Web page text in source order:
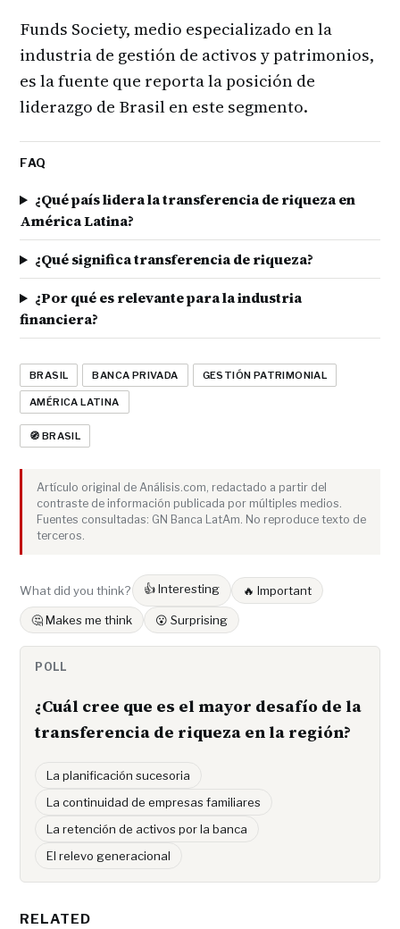
Funds Society, medio especializado en la
industria de gestión de activos y patrimonios,
es la fuente que reporta la posición de
liderazgo de Brasil en este segmento.
FAQ
¿Qué país lidera la transferencia de riqueza en
América Latina?
¿Qué significa transferencia de riqueza?
¿Por qué es relevante para la industria
financiera?
BRASIL BANCA PRIVADA GESTIÓN PATRIMONIAL
AMÉRICA LATINA
🧭 BRASIL
Artículo original de Análisis.com, redactado a partir del
contraste de información publicada por múltiples medios.
Fuentes consultadas: GN Banca LatAm. No reproduce texto de
terceros.
What did you think? 👍 Interesting 🔥 Important
🤔 Makes me think 😮 Surprising
POLL
¿Cuál cree que es el mayor desafío de la
transferencia de riqueza en la región?
La planificación sucesoria
La continuidad de empresas familiares
La retención de activos por la banca
El relevo generacional
RELATED